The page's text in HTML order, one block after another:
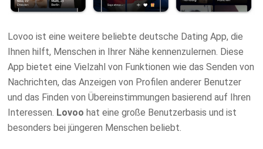
Lovoo ist eine weitere beliebte deutsche Dating App, die
Ihnen hilft, Menschen in Ihrer Nähe kennenzulernen. Diese
App bietet eine Vielzahl von Funktionen wie das Senden von
Nachrichten, das Anzeigen von Profilen anderer Benutzer
und das Finden von Übereinstimmungen basierend auf Ihren
Interessen. Lovoo hat eine große Benutzerbasis und ist
besonders bei jüngeren Menschen beliebt.